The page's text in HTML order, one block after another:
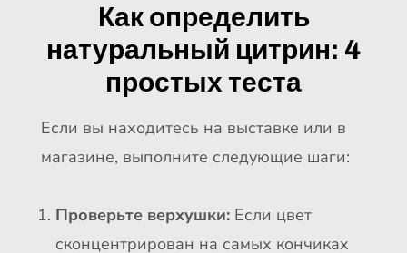
Как определить
натуральный цитрин: 4
простых теста
Если вы находитесь на выставке или в
магазине, выполните следующие шаги:
Проверьте верхушки:Если цвет
сконцентрирован на самых кончиках